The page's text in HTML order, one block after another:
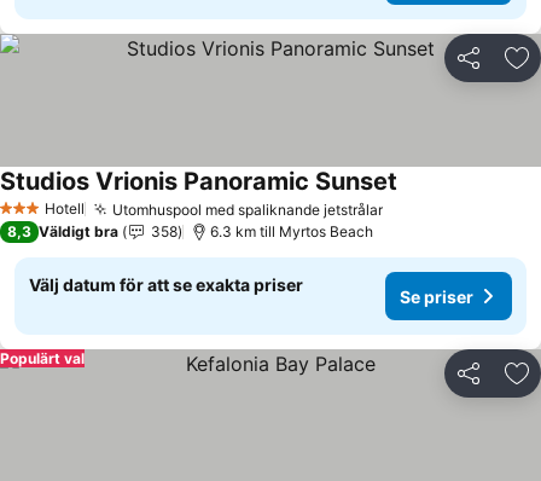
Dela
3 StjärnorHotell Utomhuspool med spaliknande jetstrålarSe priser
Studios Vrionis Panoramic Sunset
8,3 Väldigt bra 358 6.3 km till Myrtos Beach
Välj datum för att se exakta priser
Se priser
Dela
Populärt val